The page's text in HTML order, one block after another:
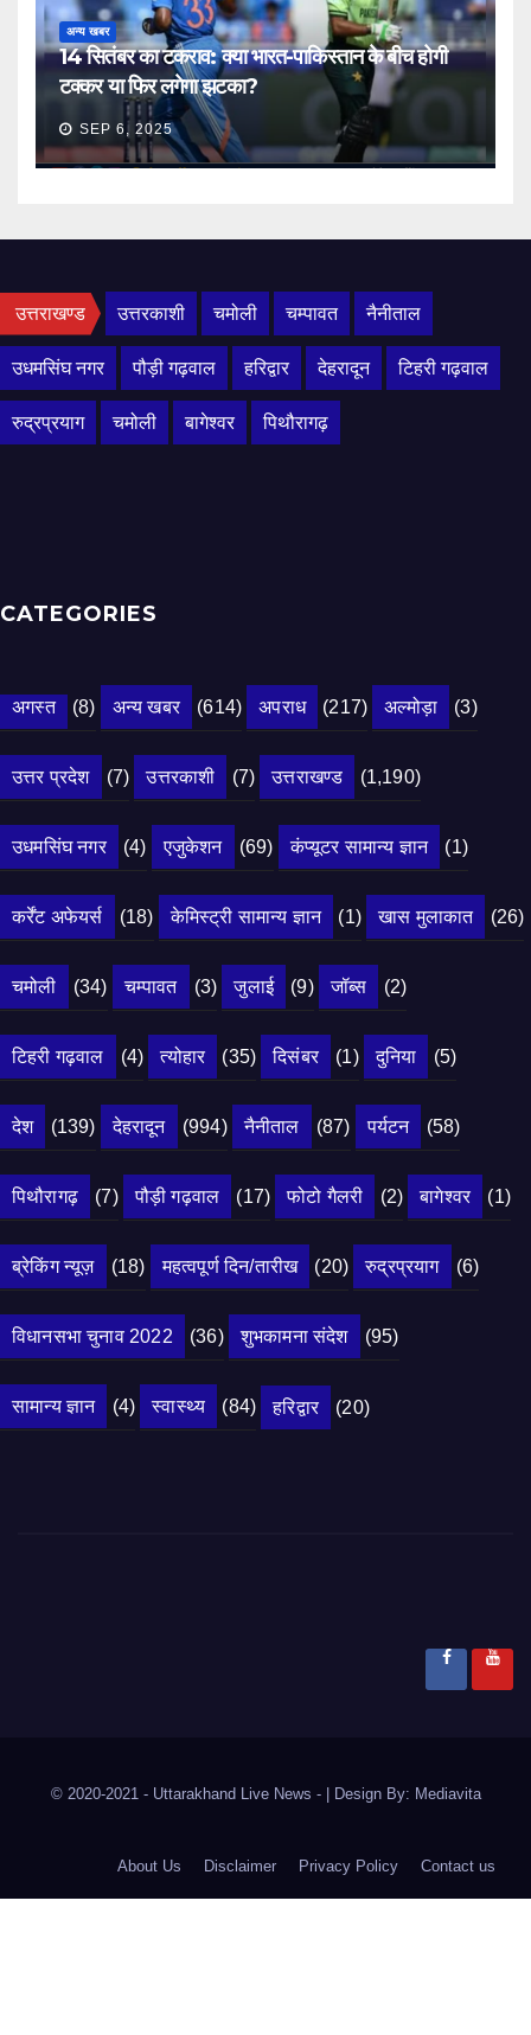
अन्य खबर
14 सितंबर का टकराव: क्या भारत-पाकिस्तान के बीच होगी
टक्कर या फिर लगेगा झटका?
SEP 6, 2025
उत्तराखण्ड उत्तरकाशी चमोली चम्पावत नैनीताल
उधमसिंघ नगर पौड़ी गढ़वाल हरिद्वार देहरादून टिहरी गढ़वाल
रुद्रप्रयाग चमोली बागेश्वर पिथौरागढ़
CATEGORIES
अगस्त (8) अन्य खबर (614) अपराध (217) अल्मोड़ा (3)
उत्तर प्रदेश (7) उत्तरकाशी (7) उत्तराखण्ड (1,190)
उधमसिंघ नगर (4) एजुकेशन (69) कंप्यूटर सामान्य ज्ञान (1)
कर्रेंट अफेयर्स (18) केमिस्ट्री सामान्य ज्ञान (1) खास मुलाकात (26)
चमोली (34) चम्पावत (3) जुलाई (9) जॉब्स (2)
टिहरी गढ़वाल (4) त्योहार (35) दिसंबर (1) दुनिया (5)
देश (139) देहरादून (994) नैनीताल (87) पर्यटन (58)
पिथौरागढ़ (7) पौड़ी गढ़वाल (17) फोटो गैलरी (2) बागेश्वर (1)
ब्रेकिंग न्यूज़ (18) महत्वपूर्ण दिन/तारीख (20) रुद्रप्रयाग (6)
विधानसभा चुनाव 2022 (36) शुभकामना संदेश (95)
सामान्य ज्ञान (4) स्वास्थ्य (84) हरिद्वार (20)
© 2020-2021 - Uttarakhand Live News - | Design By: Mediavita
About Us Disclaimer Privacy Policy Contact us